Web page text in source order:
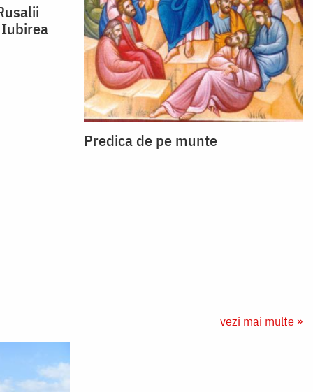
Predica de pe munte
vezi mai multe »